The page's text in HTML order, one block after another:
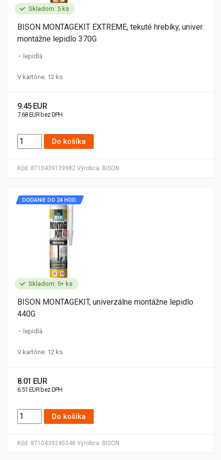
Skladom: 5 ks
Kód: 8710439139982 Výrobca: BISON
BISON MONTAGEKIT EXTREME, tekuté hrebíky, univer.
montážne lepidlo 370G
lepidlá
V kartóne: 12 ks
9.45 EUR
7.68 EUR bez DPH
Do košíka
Skladom: 5+ ks
Kód: 8710439245348 Výrobca: BISON
DODANIE DO 24 HOD.
BISON MONTAGEKIT, univerzálne montážne lepidlo
440G
lepidlá
V kartóne: 12 ks
8.01 EUR
6.51 EUR bez DPH
Do košíka